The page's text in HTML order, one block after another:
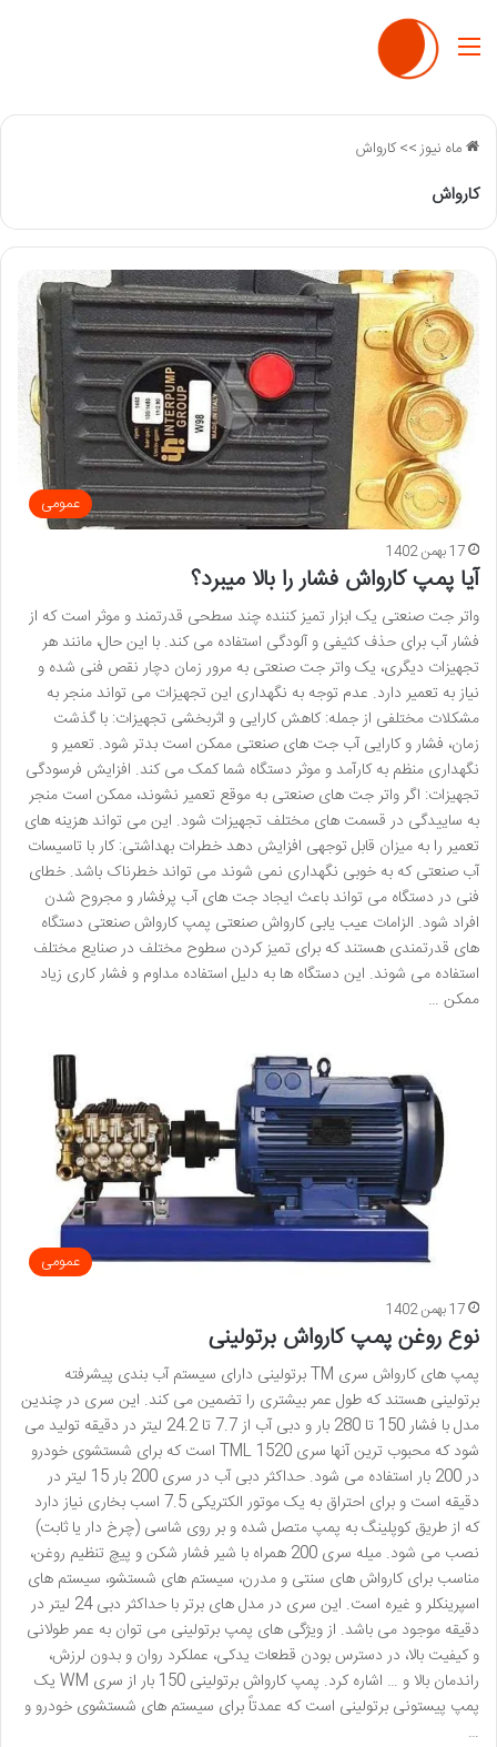
منو
ماه نیوز>>کارواش
کارواش
عمومی
17 بهمن 1402
آیا پمپ کارواش فشار را بالا میبرد؟
واتر جت صنعتی یک ابزار تمیز کننده چند سطحی قدرتمند و موثر است که از
فشار آب برای حذف کثیفی و آلودگی استفاده می کند. با این حال، مانند هر
تجهیزات دیگری، یک واتر جت صنعتی به مرور زمان دچار نقص فنی شده و
نیاز به تعمیر دارد. عدم توجه به نگهداری این تجهیزات می تواند منجر به
مشکلات مختلفی از جمله: کاهش کارایی و اثربخشی تجهیزات: با گذشت
زمان، فشار و کارایی آب جت های صنعتی ممکن است بدتر شود. تعمیر و
نگهداری منظم به کارآمد و موثر دستگاه شما کمک می کند. افزایش فرسودگی
تجهیزات: اگر واتر جت های صنعتی به موقع تعمیر نشوند، ممکن است منجر
به ساییدگی در قسمت های مختلف تجهیزات شود. این می تواند هزینه های
تعمیر را به میزان قابل توجهی افزایش دهد خطرات بهداشتی: کار با تاسیسات
آب صنعتی که به خوبی نگهداری نمی شوند می تواند خطرناک باشد. خطای
فنی در دستگاه می تواند باعث ایجاد جت های آب پرفشار و مجروح شدن
افراد شود. الزامات عیب یابی کارواش صنعتی پمپ کارواش صنعتی دستگاه
های قدرتمندی هستند که برای تمیز کردن سطوح مختلف در صنایع مختلف
استفاده می شوند. این دستگاه ها به دلیل استفاده مداوم و فشار کاری زیاد
ممکن …
عمومی
17 بهمن 1402
نوع روغن پمپ کارواش برتولینی
پمپ های کارواش سری TM برتولینی دارای سیستم آب بندی پیشرفته
برتولینی هستند که طول عمر بیشتری را تضمین می کند. این سری در چندین
مدل با فشار 150 تا 280 بار و دبی آب از 7.7 تا 24.2 لیتر در دقیقه تولید می
شود که محبوب ترین آنها سری TML 1520 است که برای شستشوی خودرو
در 200 بار استفاده می شود. حداکثر دبی آب در سری 200 بار 15 لیتر در
دقیقه است و برای احتراق به یک موتور الکتریکی 7.5 اسب بخاری نیاز دارد
که از طریق کوپلینگ به پمپ متصل شده و بر روی شاسی (چرخ دار یا ثابت)
نصب می شود. میله سری 200 همراه با شیر فشار شکن و پیچ تنظیم روغن،
مناسب برای کارواش های سنتی و مدرن، سیستم های شستشو، سیستم های
اسپرینکلر و غیره است. این سری در مدل های برتر با حداکثر دبی 24 لیتر در
دقیقه موجود می باشد. از ویژگی های پمپ برتولینی می توان به عمر طولانی
و کیفیت بالا، در دسترس بودن قطعات یدکی، عملکرد روان و بدون لرزش،
راندمان بالا و … اشاره کرد. پمپ کارواش برتولینی 150 بار از سری WM یک
پمپ پیستونی برتولینی است که عمدتاً برای سیستم های شستشوی خودرو و
…